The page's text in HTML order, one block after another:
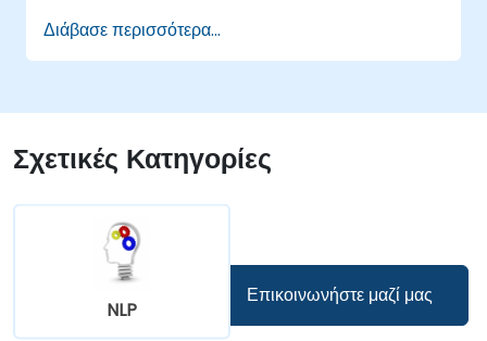
Επικοινωνήστε μαζί μας
Διάβασε περισσότερα...
Σχετικές Κατηγορίες
NLP